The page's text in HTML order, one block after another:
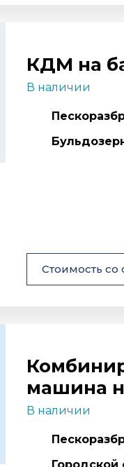
КДМ на
В наличии
Стоимость со
машина
В наличии
Городской